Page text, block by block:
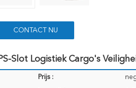
CONTACT NU
Slot Logistiek Cargo's
Prijs :